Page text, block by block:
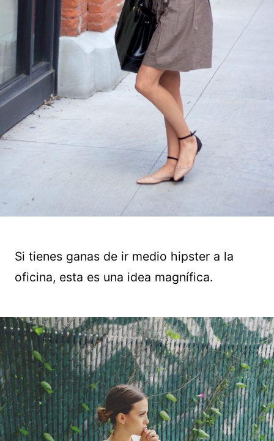
Si tienes ganas de ir medio hipster a la
oficina, esta es una idea magnífica.